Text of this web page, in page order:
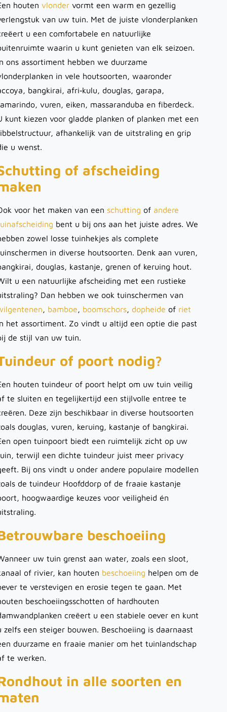
houten vlonder vormt een warm en gezellig
van uw tuin. Met de juiste vlonderplanken
u een comfortabele en natuurlijke
waarin u kunt genieten van elk seizoen.
ons assortiment hebben we duurzame
in vele houtsoorten, waaronder
bangkirai, afri‑kulu, douglas, garapa,
vuren, eiken, massaranduba en fiberdeck.
kunt kiezen voor gladde planken of planken met een
afhankelijk van de uitstraling en grip
u wenst.
of afscheiding
voor het maken van een schutting of andere
bent u bij ons aan het juiste adres. We
zowel losse tuinhekjes als complete
in diverse houtsoorten. Denk aan vuren,
douglas, kastanje, grenen of keruing hout.
u een natuurlijke afscheiding met een rustieke
Dan hebben we ook tuinschermen van
, bamboe, boomschors, dopheide of riet
het assortiment. Zo vindt u altijd een optie die past
de stijl van uw tuin.
of poort nodig?
houten tuindeur of poort helpt om uw tuin veilig
te sluiten en tegelijkertijd een stijlvolle entree te
Deze zijn beschikbaar in diverse houtsoorten
douglas, vuren, keruing, kastanje of bangkirai.
open tuinpoort biedt een ruimtelijk zicht op uw
terwijl een dichte tuindeur juist meer privacy
Bij ons vindt u onder andere populaire modellen
de tuindeur Hoofddorp of de fraaie kastanje
hoogwaardige keuzes voor veiligheid én
beschoeiing
uw tuin grenst aan water, zoals een sloot,
of rivier, kan houten beschoeiing helpen om de
te verstevigen en erosie tegen te gaan. Met
beschoeiingsschotten of hardhouten
creëert u een stabiele oever en kunt
zelfs een steiger bouwen. Beschoeiing is daarnaast
duurzame en fraaie manier om het tuinlandschap
te werken.
in alle soorten en